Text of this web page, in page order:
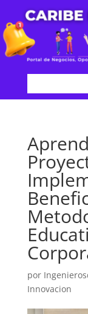
por
Innovacion